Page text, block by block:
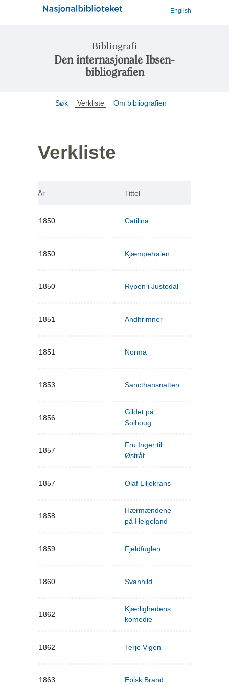
English
Bibliografi
Den internasjonale Ibsen-
bibliografien
Søk Verkliste Om bibliografien
Verkliste
År Tittel
1850 Catilina
1850 Kjæmpehøien
1850 Rypen i Justedal
1851 Andhrimner
1851 Norma
1853 Sancthansnatten
1856
Gildet på
Solhoug
1857
Fru Inger til
Østråt
1857 Olaf Liljekrans
1858
Hærmændene
på Helgeland
1859 Fjeldfuglen
1860 Svanhild
1862
Kjærlighedens
komedie
1862 Terje Vigen
1863 Episk Brand